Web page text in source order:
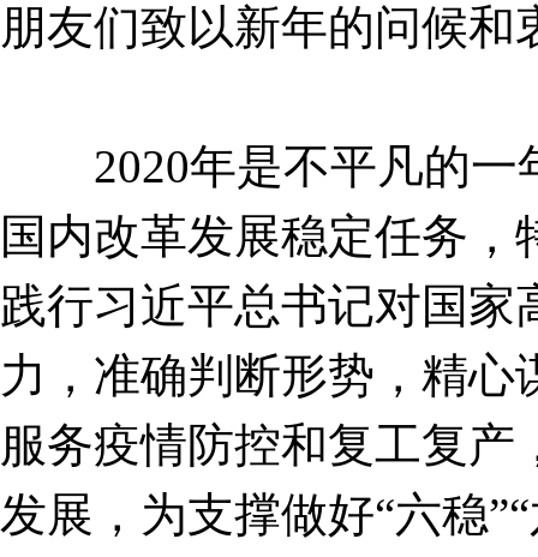
朋友们致以新年的问候和
2020年是不平凡的一
国内改革发展稳定任务
践行习近平总书记对国家
力，准确判断形势，精心
服务疫情防控和复工复
发展，为支撑做好“六稳